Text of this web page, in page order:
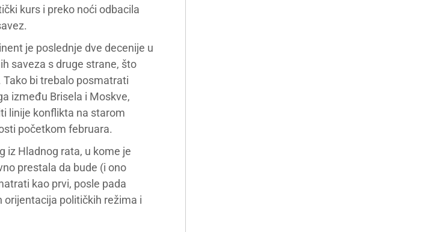
kurs i preko noći odbacila
je poslednje dve decenije u
saveza s druge strane, što
bi trebalo posmatrati
između Brisela i Moskve,
linije konflikta na starom
početkom februara.
iz Hladnog rata, u kome je
prestala da bude (i ono
kao prvi, posle pada
političkih režima i